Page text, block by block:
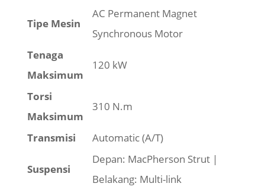
Tipe Mesin
AC Permanent Magnet
Synchronous Motor
Tenaga
Maksimum
120 kW
Torsi
Maksimum
310 N.m
Transmisi Automatic (A/T)
Suspensi
Depan: MacPherson Strut |
Belakang: Multi-link